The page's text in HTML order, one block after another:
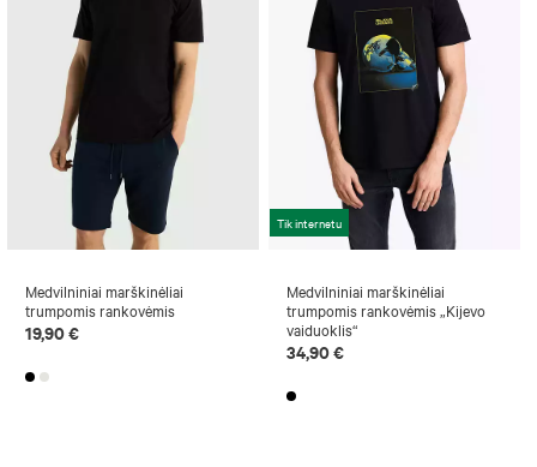
Medvilniniai marškinėliai
trumpomis rankovėmis
19,90 €
Tik internetu
Medvilniniai marškinėliai
trumpomis rankovėmis „Kijevo
vaiduoklis“
34,90 €